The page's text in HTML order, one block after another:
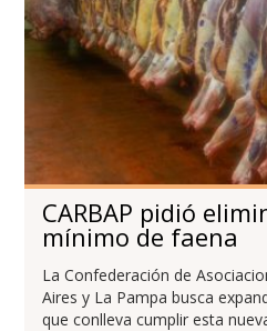
CARBAP pidió
mínimo de faena
La Confederación de
Aires y La Pampa busca
que conlleva cumplir esta